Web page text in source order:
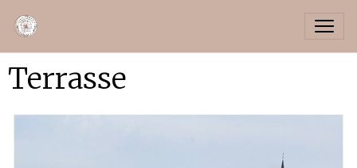
Terrasse